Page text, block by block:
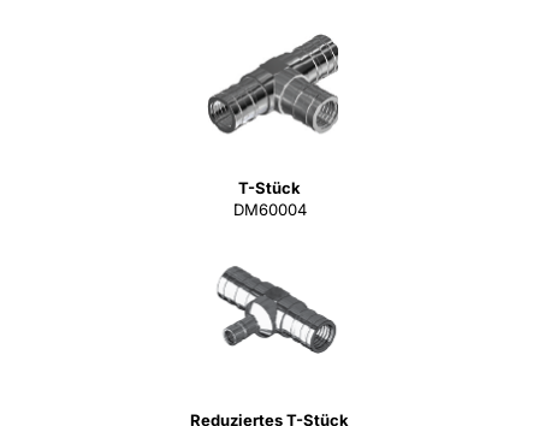
T-Stück
DM60004
Reduziertes T-Stück